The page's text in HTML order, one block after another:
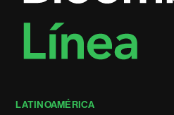
LATINOAMÉRICA